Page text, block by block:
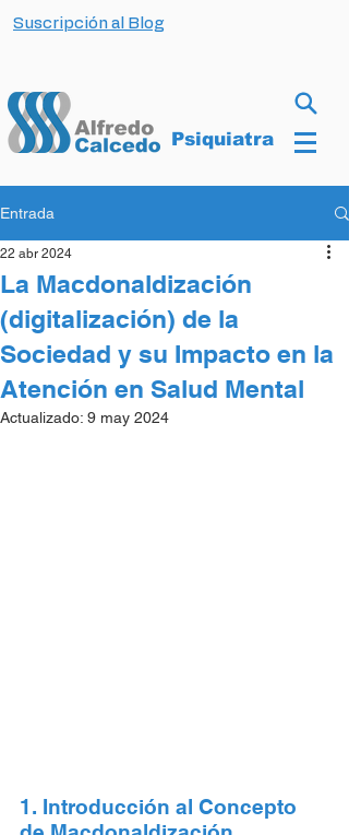
Suscripción al Blog
Psiquiatra
Entrada
La Macdonaldización
(digitalización) de la
Sociedad y su Impacto en la
Atención en Salud Mental
22 abr 2024
Actualizado: 9 may 2024
1. Introducción al Concepto